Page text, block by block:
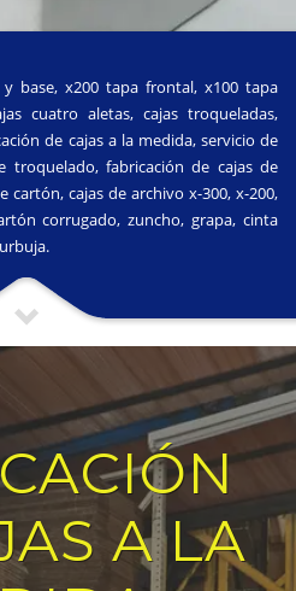
base, x200 tapa frontal, x100 tapa
cuatro aletas, cajas troqueladas,
de cajas a la medida, servicio de
troquelado, fabricación de cajas de
cartón, cajas de archivo x-300, x-200,
corrugado, zuncho, grapa, cinta
A LA